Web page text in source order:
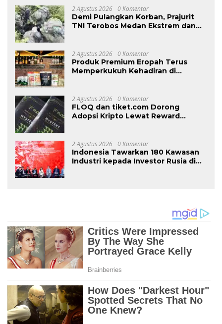
2 Agustus 2026 0 Komentar
Demi Pulangkan Korban, Prajurit
TNI Terobos Medan Ekstrem dan
2 Agustus 2026 0 Komentar
Produk Premium Eropah Terus
Memperkukuh Kehadiran di
2 Agustus 2026 0 Komentar
FLOQ dan tiket.com Dorong
Adopsi Kripto Lewat Reward
2 Agustus 2026 0 Komentar
Indonesia Tawarkan 180 Kawasan
Industri kepada Investor Rusia di